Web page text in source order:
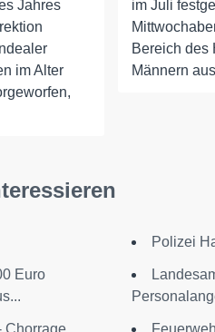
Jahres
im Alter
im Juli
Bereich des
Männern
Euro
Chorrage
Polizei